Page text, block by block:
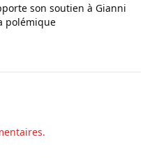
son soutien à Gianni
polémique